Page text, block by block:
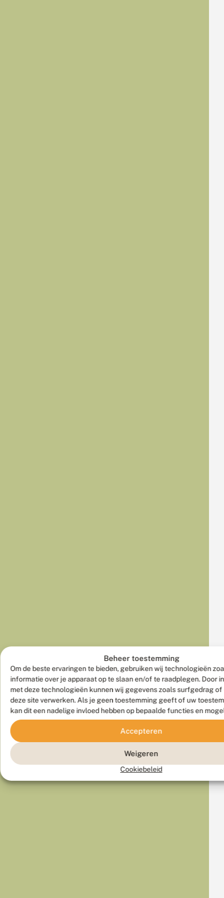
Beheer toestemming
Om de beste ervaringen te bieden, gebruiken wij technologieën
informatie over je apparaat op te slaan en/of te raadplegen. Door
met deze technologieën kunnen wij gegevens zoals surfgedrag of
deze site verwerken. Als je geen toestemming geeft of uw
kan dit een nadelige invloed hebben op bepaalde functies en
Accepteren
Weigeren
Cookiebeleid